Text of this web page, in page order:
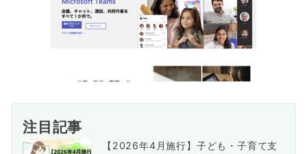
注目記事
【2026年4月施行】子ども・子育て支